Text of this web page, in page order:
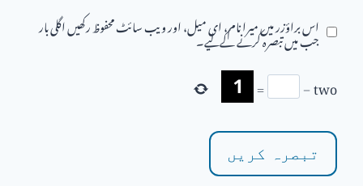
اس براؤزر میں میرا نام، ای میل، اور ویب سائٹ محفوظ رکھیں اگلی بار
جب میں تبصرہ کرنے کےلیے۔
two
−
=